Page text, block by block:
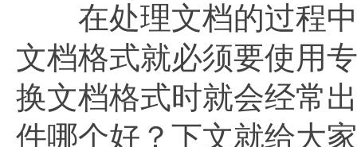
在处理文档的过程中
文档格式就必须要使用
换文档格式时就会经常
件哪个好？下文就给大